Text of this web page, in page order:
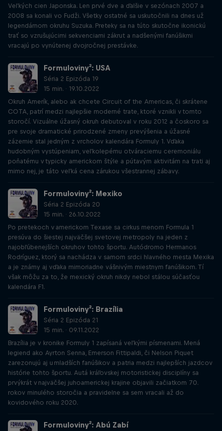
Veľkých cien Japonska. Len prvé dve a ďalšie v sezónach 2007 a
2008 sa konali vo Fudži. Všetky ostatné sa uskutočnili na dnes už
legendárnom okruhu Suzuka. Preteky sa na túto skutočne ikonickú
trať so vzrušujúcimi sekvenciami zákrut a nadšenými fanúšikmi
vracajú po vynútenej dvojročnej prestávke.
Formuloviny²: USA
Séria 2 Epizóda 19
15 min. · 19.10.2022
Okruh Amerík, alebo ak chcete Circuit of the Americas, či skrátene
COTA, patrí medzi najlepšie moderné trate, ktoré vznikli v tomto
storočí. Vizuálne úžasný okruh debutoval v roku 2012 a čoskoro sa
pre svoje dramatické prirodzené zmeny prevýšenia a úžasné
zázemie stal jedným z vrcholov kalendára Formuly 1. Vďaka
hudobným vystúpeniam, veľkolepému otváraciemu ceremoniálu
poňatému v typicky americkom štýle a pútavým aktivitám na trati aj
mimo nej, je táto veľká cena zárukou všestrannej zábavy.
Formuloviny²: Mexiko
Séria 2 Epizóda 20
15 min. · 26.10.2022
Po pretekoch v americkom Texase sa cirkus menom Formula 1
presúva do šiestej najväčšej svetovej metropoly na jeden z
najobľúbenejších okruhov tohto športu. Autódromo Hermanos
Rodríguez, ktorý sa nachádza v samom srdci hlavného mesta Mexika
a je známy aj vďaka mimoriadne vášnivým miestnym fanúšikom. Tí
však môžu za to, že mexický okruh nikdy nebol stálou súčasťou
kalendára F1.
Formuloviny²: Brazília
Séria 2 Epizóda 21
15 min. · 09.11.2022
Brazília je v kronike Formuly 1 zapísaná veľkými písmenami. Mená
legiend ako Ayrton Senna, Emerson Fittipaldi, či Nelson Piquet
zarezonujú aj u mladších fanúšikov a patria medzi najlepších jazdcov
histórie tohto športu. Autá kráľovskej motoristickej disciplíny sa
prvýkrát v najväčšej juhoamerickej krajine objavili začiatkom 70.
rokov minulého storočia a pravidelne sa sem vracali až do
kovidového roku 2020.
Formuloviny²: Abú Zabí